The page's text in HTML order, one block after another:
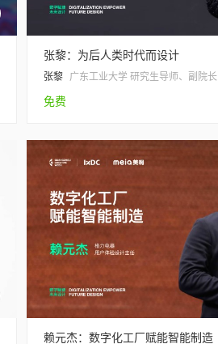
张黎：为后人类时代而设计
张黎 广东工业大学 研究生导师、副院长
免费
赖元杰：数字化工厂赋能智能制造